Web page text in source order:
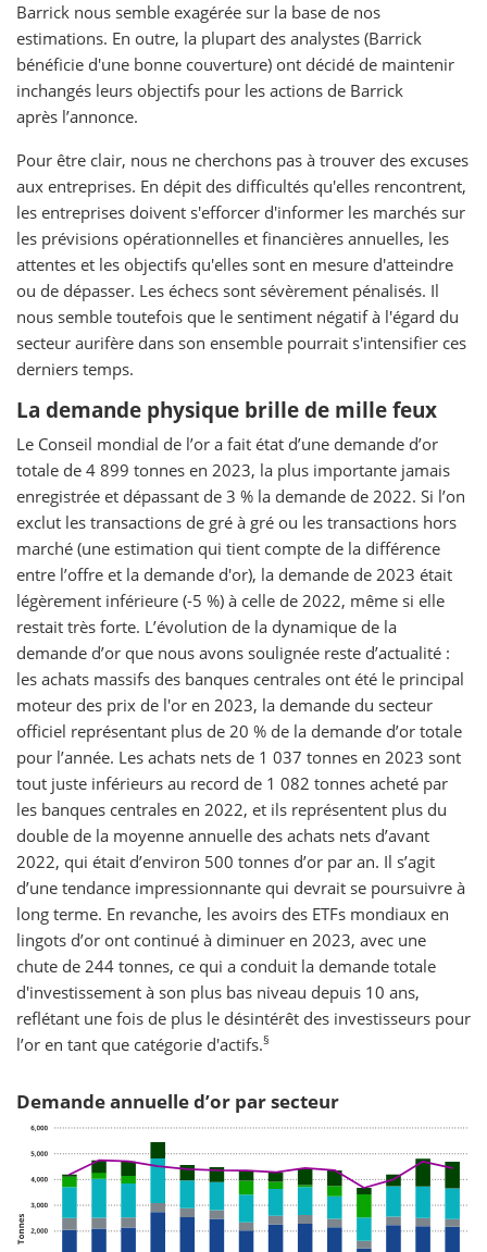
Barrick nous semble exagérée sur la base de nos
estimations. En outre, la plupart des analystes (Barrick
bénéficie d'une bonne couverture) ont décidé de maintenir
inchangés leurs objectifs pour les actions de Barrick
après l’annonce.
Pour être clair, nous ne cherchons pas à trouver des excuses
aux entreprises. En dépit des difficultés qu'elles rencontrent,
les entreprises doivent s'efforcer d'informer les marchés sur
les prévisions opérationnelles et financières annuelles, les
attentes et les objectifs qu'elles sont en mesure d'atteindre
ou de dépasser. Les échecs sont sévèrement pénalisés. Il
nous semble toutefois que le sentiment négatif à l'égard du
secteur aurifère dans son ensemble pourrait s'intensifier ces
derniers temps.
La demande physique brille de mille feux
Le Conseil mondial de l’or a fait état d’une demande d’or
totale de 4 899 tonnes en 2023, la plus importante jamais
enregistrée et dépassant de 3 % la demande de 2022. Si l’on
exclut les transactions de gré à gré ou les transactions hors
marché (une estimation qui tient compte de la différence
entre l’offre et la demande d'or), la demande de 2023 était
légèrement inférieure (-5 %) à celle de 2022, même si elle
restait très forte. L’évolution de la dynamique de la
demande d’or que nous avons soulignée reste d’actualité :
les achats massifs des banques centrales ont été le principal
moteur des prix de l'or en 2023, la demande du secteur
officiel représentant plus de 20 % de la demande d’or totale
pour l’année. Les achats nets de 1 037 tonnes en 2023 sont
tout juste inférieurs au record de 1 082 tonnes acheté par
les banques centrales en 2022, et ils représentent plus du
double de la moyenne annuelle des achats nets d’avant
2022, qui était d’environ 500 tonnes d’or par an. Il s’agit
d’une tendance impressionnante qui devrait se poursuivre à
long terme. En revanche, les avoirs des ETFs mondiaux en
lingots d’or ont continué à diminuer en 2023, avec une
chute de 244 tonnes, ce qui a conduit la demande totale
d'investissement à son plus bas niveau depuis 10 ans,
reflétant une fois de plus le désintérêt des investisseurs pour
l’or en tant que catégorie d'actifs.§
Demande annuelle d’or par secteur